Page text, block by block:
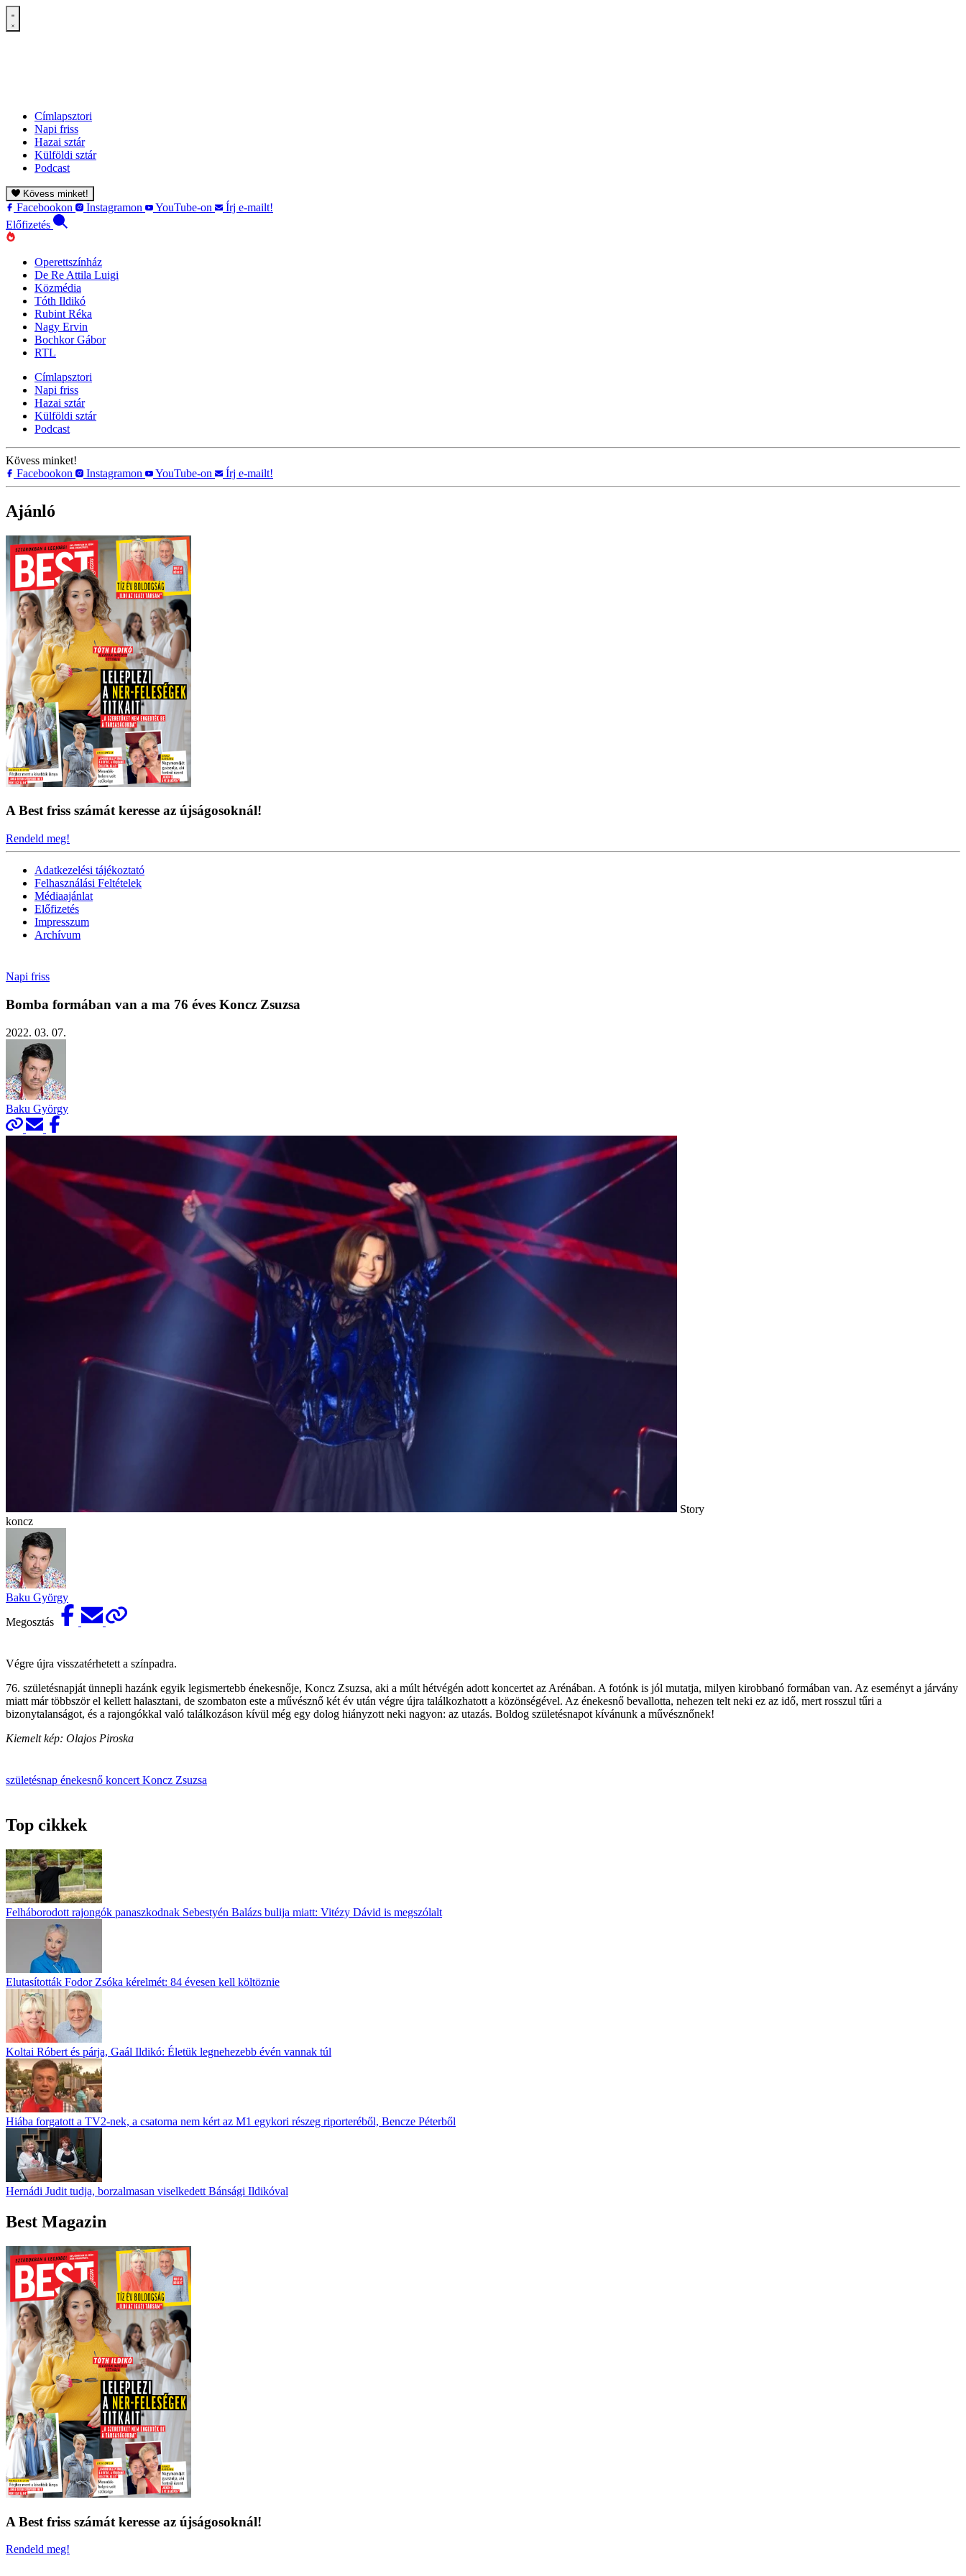
Címlapsztori
Napi friss
Hazai sztár
Külföldi sztár
Podcast
Kövess minket!
Facebookon Instagramon YouTube-on
Írj e-mailt!
Előfizetés
Operettszínház
De Re Attila Luigi
Közmédia
Tóth Ildikó
Rubint Réka
Nagy Ervin
Bochkor Gábor
RTL
Címlapsztori
Napi friss
Hazai sztár
Külföldi sztár
Podcast
Kövess minket!
Facebookon
Instagramon YouTube-on Írj e-mailt!
Ajánló
A Best friss számát keresse az újságosoknál!
Rendeld meg!
Adatkezelési tájékoztató
Felhasználási Feltételek
Médiaajánlat
Előfizetés
Impresszum
Archívum
Napi friss
Bomba formában van a ma 76 éves Koncz Zsuzsa
2022. 03. 07.
Baku György
Story
koncz
Baku György
Megosztás
Végre újra visszatérhetett a színpadra.
76. születésnapját ünnepli hazánk egyik legismertebb énekesnője, Koncz Zsuzsa, aki a múlt hétvégén adott koncertet az Arénában. A fotónk is jól mutatja, milyen kirobbanó formában van. Az eseményt a járvány
miatt már többször el kellett halasztani, de szombaton este a művésznő két év után végre újra találkozhatott a közönségével. Az énekesnő bevallotta, nehezen telt neki ez az idő, mert rosszul tűri a
bizonytalanságot, és a rajongókkal való találkozáson kívül még egy dolog hiányzott neki nagyon: az utazás. Boldog születésnapot kívánunk a művésznőnek!
Kiemelt kép: Olajos Piroska
születésnap énekesnő koncert Koncz Zsuzsa
Top cikkek
Felháborodott rajongók panaszkodnak Sebestyén Balázs bulija miatt: Vitézy Dávid is megszólalt
Elutasították Fodor Zsóka kérelmét: 84 évesen kell költöznie
Koltai Róbert és párja, Gaál Ildikó: Életük legnehezebb évén vannak túl
Hiába forgatott a TV2-nek, a csatorna nem kért az M1 egykori részeg riporteréből, Bencze Péterből
Hernádi Judit tudja, borzalmasan viselkedett Bánsági Ildikóval
Best Magazin
A Best friss számát keresse az újságosoknál!
Rendeld meg!